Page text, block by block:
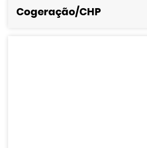
Cogeração/CHP